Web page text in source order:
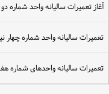
آغاز تعمیرات سالیانه واحد شماره دو
تعمیرات سالیانه واحد شماره چهار
تعمیرات سالیانه واحدهای شماره